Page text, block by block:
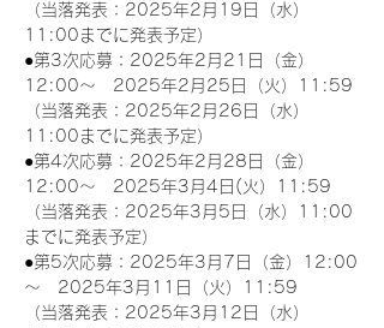
（当落発表：2025年2月19日（水）
11:00までに発表予定）
●第3次応募：2025年2月21日（金）
12:00～　2025年2月25日（火）11:59
（当落発表：2025年2月26日（水）
11:00までに発表予定）
●第4次応募：2025年2月28日（金）
12:00～　2025年3月4日(火）11:59
（当落発表：2025年3月5日（水）11:00
までに発表予定）
●第5次応募：2025年3月7日（金）12:00
～　2025年3月11日（火）11:59
（当落発表：2025年3月12日（水）